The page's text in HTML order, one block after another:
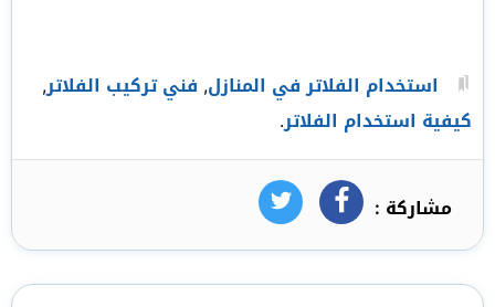
استخدام الفلاتر في المنازل, فني تركيب الفلاتر,
كيفية استخدام الفلاتر.
مشاركة : فيسبوكتويتر